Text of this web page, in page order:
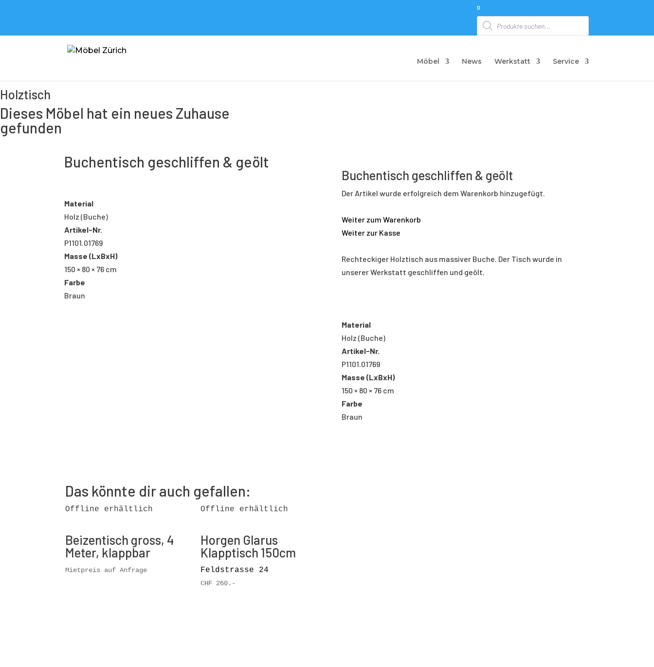
0
Products
search
Möbel News Werkstatt Service
Holztisch
Dieses Möbel hat ein neues Zuhause
gefunden
Buchentisch geschliffen & geölt
Material
Holz (Buche)
Artikel-Nr.
P1101.01769
Masse (LxBxH)
150 × 80 × 76 cm
Farbe
Braun
Buchentisch geschliffen & geölt
Der Artikel wurde erfolgreich dem Warenkorb hinzugefügt.
Weiter zum Warenkorb
Weiter zur Kasse
Rechteckiger Holztisch aus massiver Buche. Der Tisch wurde in
unserer Werkstatt geschliffen und geölt.
Material
Holz (Buche)
Artikel-Nr.
P1101.01769
Masse (LxBxH)
150 × 80 × 76 cm
Farbe
Braun
Das könnte dir auch gefallen:
Offline erhältlich
Beizentisch gross, 4
Meter, klappbar
Mietpreis auf Anfrage
Offline erhältlich
Horgen Glarus
Klapptisch 150cm
Feldstrasse 24
CHF 260.-